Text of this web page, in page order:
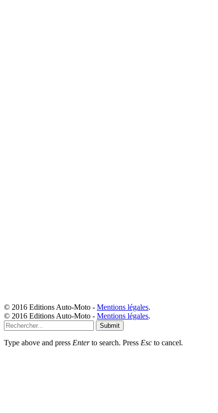
© 2016 Editions Auto-Moto - Mentions légales.
© 2016 Editions Auto-Moto - Mentions légales.
Submit
Type above and press Enterto search. Press Esc to cancel.